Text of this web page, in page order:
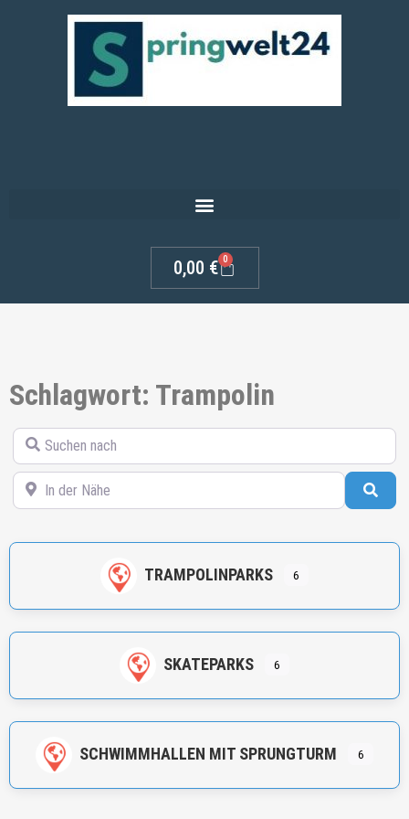
0,00 € 0
Schlagwort: Trampolin
Suchen nach
In der Nähe
TRAMPOLINPARKS 6
SKATEPARKS 6
SCHWIMMHALLEN MIT SPRUNGTURM 6